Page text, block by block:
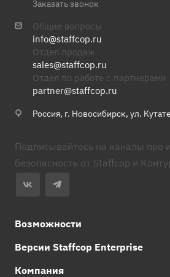
Заказать звонок
Общие вопросы
info@staffcop.ru
Отдел продаж
sales@staffcop.ru
Отдел по работе с партнерами
partner@staffcop.ru
Россия, г. Новосибирск, ул.
Подписывайтесь на каналы про
безопасность от Staffcop и
Возможности
Версии Staffcop Enterprise
Компания